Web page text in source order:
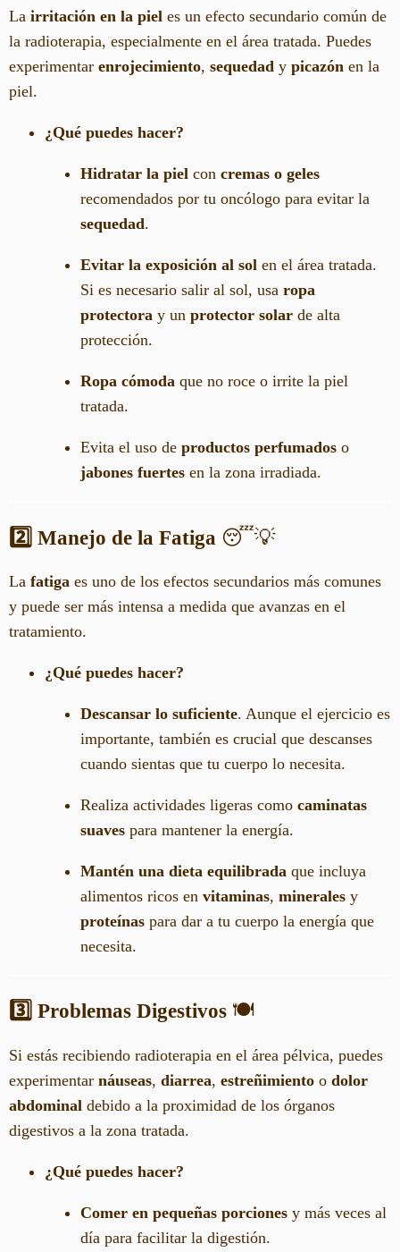
La irritación en la piel es un efecto secundario común de
la radioterapia, especialmente en el área tratada. Puedes
experimentar enrojecimiento, sequedad y picazón en la
piel.
¿Qué puedes hacer?
Hidratar la piel con cremas o geles
recomendados por tu oncólogo para evitar la
sequedad.
Evitar la exposición al sol en el área tratada.
Si es necesario salir al sol, usa ropa
protectora y un protector solar de alta
protección.
Ropa cómoda que no roce o irrite la piel
tratada.
Evita el uso de productos perfumados o
jabones fuertes en la zona irradiada.
2️⃣ Manejo de la Fatiga 😴💡
La fatiga es uno de los efectos secundarios más comunes
y puede ser más intensa a medida que avanzas en el
tratamiento.
¿Qué puedes hacer?
Descansar lo suficiente. Aunque el ejercicio es
importante, también es crucial que descanses
cuando sientas que tu cuerpo lo necesita.
Realiza actividades ligeras como caminatas
suaves para mantener la energía.
Mantén una dieta equilibrada que incluya
alimentos ricos en vitaminas, minerales y
proteínas para dar a tu cuerpo la energía que
necesita.
3️⃣ Problemas Digestivos 🍽️
Si estás recibiendo radioterapia en el área pélvica, puedes
experimentar náuseas, diarrea, estreñimiento o dolor
abdominal debido a la proximidad de los órganos
digestivos a la zona tratada.
¿Qué puedes hacer?
Comer en pequeñas porciones y más veces al
día para facilitar la digestión.